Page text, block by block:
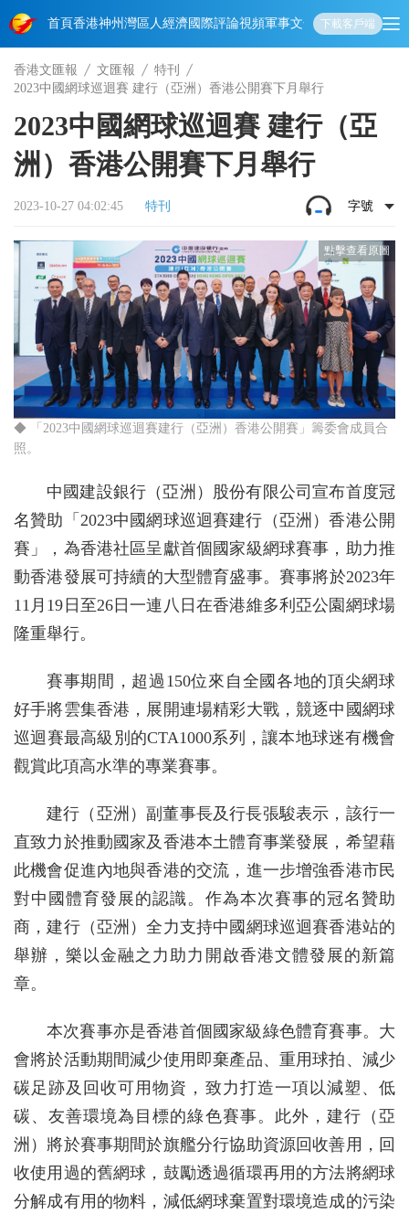
首頁香港神州 灣區人經濟國際評論視頻軍事文化 娛樂生活教育體
下載客戶端
香港文匯報 文匯報
特刊
2023中國網球巡迴賽 建行（亞洲）香港公開賽下月舉行
2023中國網球巡迴賽 建行（亞
洲）香港公開賽下月舉行
2023-10-27 04:02:45 特刊 字號
◆ 「2023中國網球巡迴賽建行（亞洲）香港公開賽」籌委會成員合
照。
中國建設銀行（亞洲）股份有限公司宣布首度冠
名贊助「2023中國網球巡迴賽建行（亞洲）香港公開
賽」，為香港社區呈獻首個國家級網球賽事，助力推
動香港發展可持續的大型體育盛事。賽事將於2023年
11月19日至26日一連八日在香港維多利亞公園網球場
隆重舉行。
賽事期間，超過150位來自全國各地的頂尖網球
好手將雲集香港，展開連場精彩大戰，競逐中國網球
巡迴賽最高級別的CTA1000系列，讓本地球迷有機會
觀賞此項高水準的專業賽事。
建行（亞洲）副董事長及行長張駿表示，該行一
直致力於推動國家及香港本土體育事業發展，希望藉
此機會促進內地與香港的交流，進一步增強香港市民
對中國體育發展的認識。作為本次賽事的冠名贊助
商，建行（亞洲）全力支持中國網球巡迴賽香港站的
舉辦，樂以金融之力助力開啟香港文體發展的新篇
章。
本次賽事亦是香港首個國家級綠色體育賽事。大
會將於活動期間減少使用即棄產品、重用球拍、減少
碳足跡及回收可用物資，致力打造一項以減塑、低
碳、友善環境為目標的綠色賽事。此外，建行（亞
洲）將於賽事期間於旗艦分行協助資源回收善用，回
收使用過的舊網球，鼓勵透過循環再用的方法將網球
分解成有用的物料，減低網球棄置對環境造成的污染